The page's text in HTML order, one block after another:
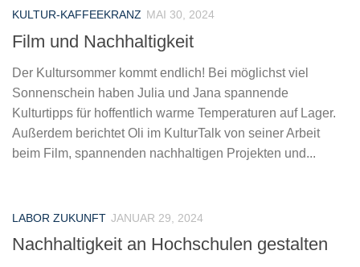
KULTUR-KAFFEEKRANZ MAI 30, 2024
Film und Nachhaltigkeit
Der Kultursommer kommt endlich! Bei möglichst viel
Sonnenschein haben Julia und Jana spannende
Kulturtipps für hoffentlich warme Temperaturen auf Lager.
Außerdem berichtet Oli im KulturTalk von seiner Arbeit
beim Film, spannenden nachhaltigen Projekten und...
LABOR ZUKUNFT JANUAR 29, 2024
Nachhaltigkeit an Hochschulen gestalten